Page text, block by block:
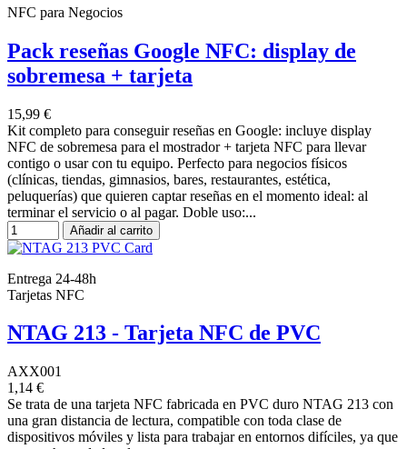
NFC para Negocios
Pack reseñas Google NFC: display de
sobremesa + tarjeta
15,99 €
Kit completo para conseguir reseñas en Google: incluye display
NFC de sobremesa para el mostrador + tarjeta NFC para llevar
contigo o usar con tu equipo. Perfecto para negocios físicos
(clínicas, tiendas, gimnasios, bares, restaurantes, estética,
peluquerías) que quieren captar reseñas en el momento ideal: al
terminar el servicio o al pagar. Doble uso:...
Añadir al carrito
Entrega 24-48h
Tarjetas NFC
NTAG 213 - Tarjeta NFC de PVC
AXX001
1,14 €
Se trata de una tarjeta NFC fabricada en PVC duro NTAG 213 con
una gran distancia de lectura, compatible con toda clase de
dispositivos móviles y lista para trabajar en entornos difíciles, ya que